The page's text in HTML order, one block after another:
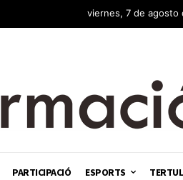
viernes, 7 de agosto
PARTICIPACIÓ ESPORTS